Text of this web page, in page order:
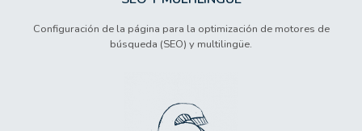
Configuración de la página para la optimización de motores de
búsqueda (SEO) y multilingüe.